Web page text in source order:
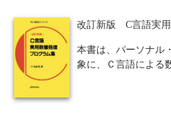
改訂新版 C言語実
本書は、パーソナル
象に、Ｃ言語による
に書かれているが